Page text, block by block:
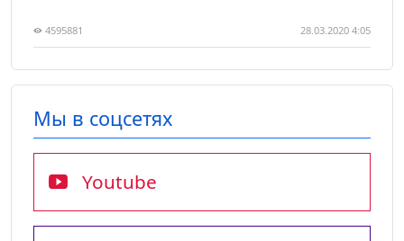
4595881 28.03.2020 4:05
Мы в соцсетях
Youtube